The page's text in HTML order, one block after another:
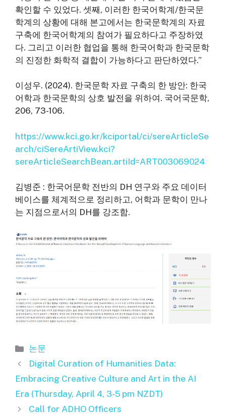
확인할 수 있었다. 셋째, 이러한 한국어학계/한국문
학계의 상황에 대해 본고에서는 한국문학계의 자료
구축에 한국어학계의 참여가 필요하다고 주장하였
다. 그리고 이러한 협업을 통해 한국어학과 한국문학
의 진정한 화학적 결합이 가능하다고 판단하였다.”
이성우. (2024). 한국문학 자료 구축의 한 방안: 한국
어학과 한국문학의 상호 발전을 위하여. 국어국문학,
206, 73-106.
https://www.kci.go.kr/kciportal/ci/sereArticleSe
arch/ciSereArtiView.kci?
sereArticleSearchBean.artiId=ART003069024
김병준 : 한국어문학 전반의 DH 연구와 주요 데이터
베이스를 체계적으로 정리하고, 어학과 문학이 만나
는 지점으로서의 DH를 강조함.
카
테
리
논문
Digital Curation of Humanities Data:
Embracing Creative Culture and Art in the AI
Era (Thursday, April 4, 3-5 pm NZDT)
Call for ADHO Officers